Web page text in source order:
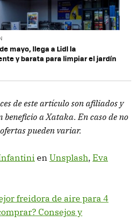
mayo, llega a Lidl la
y barata para limpiar el jardín
de este artículo son afiliados y
a Xataka. En caso de no
pueden variar.
en Unsplash, Eva
freidora de aire para 4
Consejos y